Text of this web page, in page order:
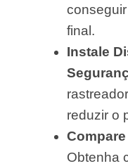
final.
Instale
reduzir o
Obtenha